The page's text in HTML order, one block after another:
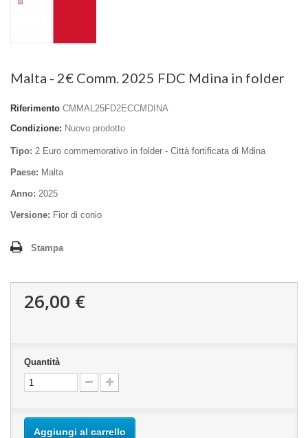
Malta - 2€ Comm. 2025 FDC Mdina in folder
Riferimento CMMAL25FD2ECCMDINA
Condizione: Nuovo prodotto
Tipo: 2 Euro commemorativo in folder - Città fortificata di Mdina
Paese: Malta
Anno: 2025
Versione: Fior di conio
Stampa
26,00 €
Quantità
Aggiungi al carrello